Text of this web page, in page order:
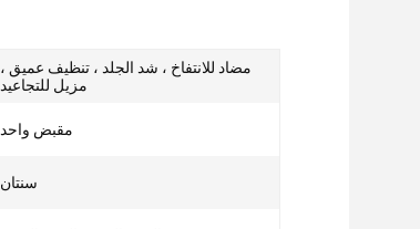
مضاد للانتفاخ ، شد الجلد ، تنظيف عميق ،
مزيل للتجاعيد
مقبض واحد
سنتان